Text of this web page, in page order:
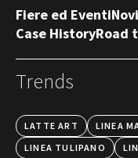
Fiere ed Eventi
Case HistoryRoad
Trends
LATTE ART LINEA
LINEA TULIPANO